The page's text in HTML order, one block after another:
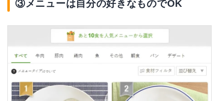
③メニューは自分の好きなものでOK